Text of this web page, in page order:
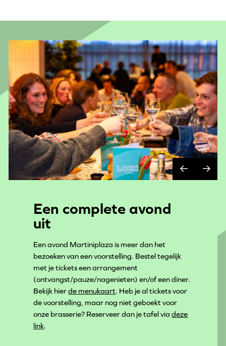
Een complete avond
uit
Een avond Martiniplaza is meer dan het
bezoeken van een voorstelling. Bestel tegelijk
met je tickets een arrangement
(ontvangst/pauze/nagenieten) en/of een diner.
Bekijk hierde menukaart. Heb je al tickets voor
de voorstelling, maar nog niet geboekt voor
onze brasserie? Reserveer dan je tafel viadeze
link.